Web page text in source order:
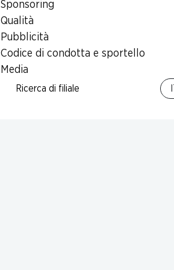
Sponsoring
Qualità
Pubblicità
Codice di condotta e sportello
Media
Ricerca di filiale